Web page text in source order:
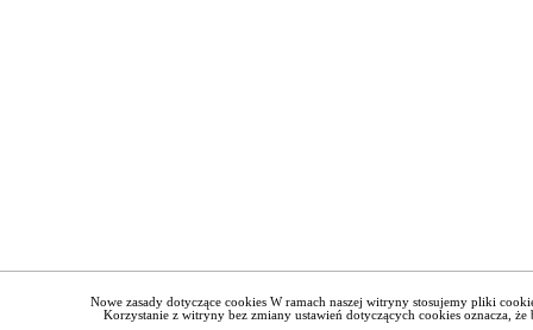
Nowe zasady dotyczące cookies W ramach naszej witryny stosujemy pliki
Korzystanie z witryny bez zmiany ustawień dotyczących cookies oznacza,